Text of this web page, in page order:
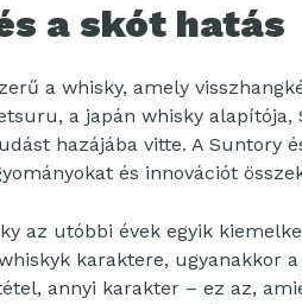
a skót hatás
a whisky, amely
a japán whisky
hazájába vitte. A Suntory
és innovációt
az utóbbi évek egyik
karaktere, ugyanakkor
annyi karakter – ez az,